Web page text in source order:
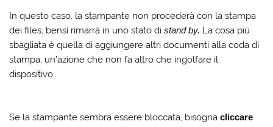
In questo caso, la stampante non procederà con la stampa
dei files, bensì rimarrà in uno stato distand by. La cosa più
sbagliata è quella di aggiungere altri documenti alla coda di
stampa, un’azione che non fa altro che ingolfare il
dispositivo.
Se la stampante sembra essere bloccata, bisognacliccare